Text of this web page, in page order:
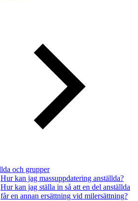
och grupper
Hur kan jag massuppdatering anställda?
Hur kan jag ställa in så att en del anställda
får en annan ersättning vid milersättning?